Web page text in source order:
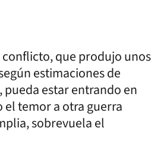
conflicto, que produjo unos
estimaciones de
pueda estar entrando en
el temor a otra guerra
sobrevuela el